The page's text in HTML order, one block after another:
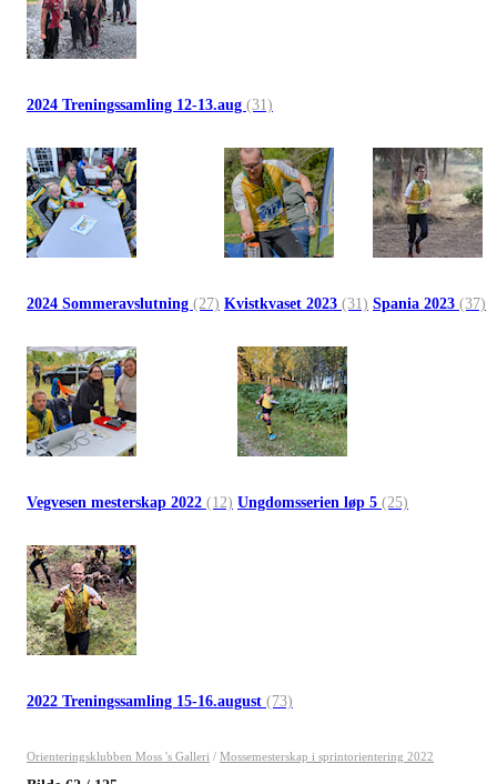
2024 Treningssamling 12-13.aug (31)
2024 Sommeravslutning (27) Kvistkvaset 2023 (31) Spania 2023 (37)
Vegvesen mesterskap 2022 (12) Ungdomsserien løp 5 (25)
2022 Treningssamling 15-16.august (73)
Orienteringsklubben Moss 's Galleri / Mossemesterskap i sprintorientering 2022